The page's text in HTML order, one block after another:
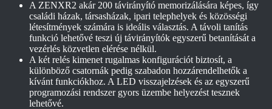
A ZENXR2 akár 200 távirányító memorizálására képes, így
családi házak, társasházak, ipari telephelyek és közösségi
létesítmények számára is ideális választás. A távoli tanítás
funkció lehetővé teszi új távirányítók egyszerű betanítását a
vezérlés közvetlen elérése nélkül.
A két relés kimenet rugalmas konfigurációt biztosít, a
különböző csatornák pedig szabadon hozzárendelhetők a
kívánt funkciókhoz. A LED visszajelzések és az egyszerű
programozási rendszer gyors üzembe helyezést tesznek
lehetővé.